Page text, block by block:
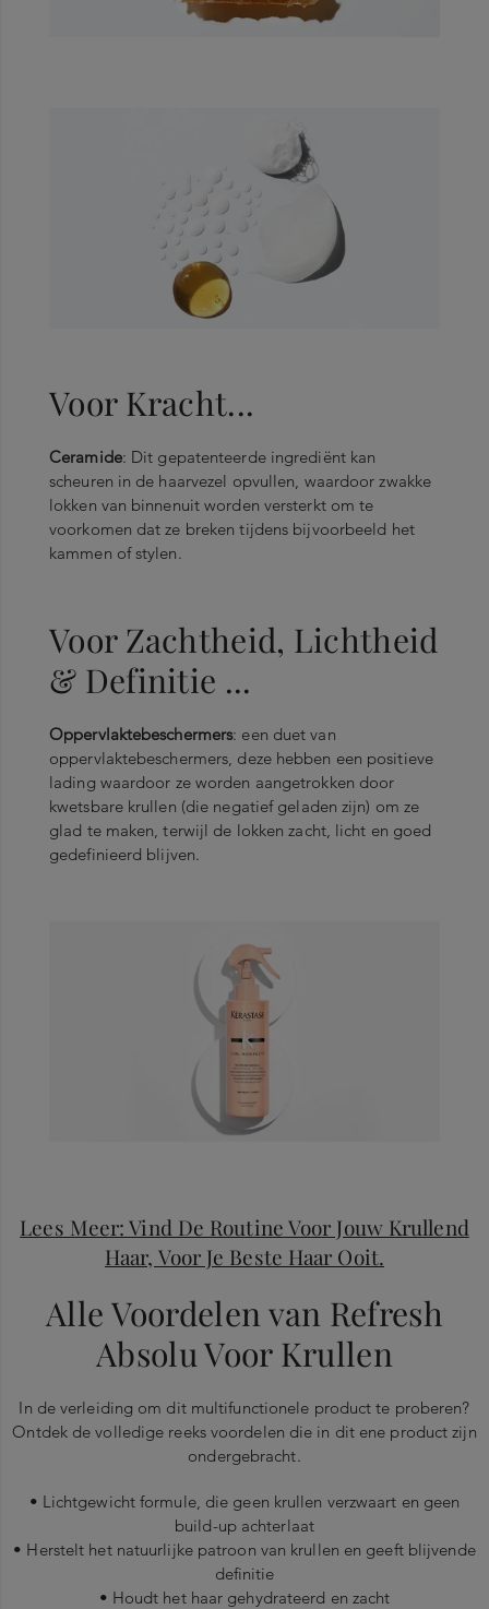
Voor Kracht...
Ceramide: Dit gepatenteerde ingrediënt kan
scheuren in de haarvezel opvullen, waardoor zwakke
lokken van binnenuit worden versterkt om te
voorkomen dat ze breken tijdens bijvoorbeeld het
kammen of stylen.
Voor Zachtheid, Lichtheid
& Definitie ...
Oppervlaktebeschermers: een duet van
oppervlaktebeschermers, deze hebben een positieve
lading waardoor ze worden aangetrokken door
kwetsbare krullen (die negatief geladen zijn) om ze
glad te maken, terwijl de lokken zacht, licht en goed
gedefinieerd blijven.
Lees Meer: Vind De Routine Voor Jouw Krullend
Haar, Voor Je Beste Haar Ooit.
Alle Voordelen van Refresh
Absolu Voor Krullen
In de verleiding om dit multifunctionele product te proberen?
Ontdek de volledige reeks voordelen die in dit ene product zijn
ondergebracht.
• Lichtgewicht formule, die geen krullen verzwaart en geen
build-up achterlaat
• Herstelt het natuurlijke patroon van krullen en geeft blijvende
definitie
• Houdt het haar gehydrateerd en zacht